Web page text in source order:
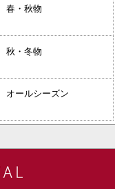
春・秋物
秋・冬物
オールシーズン